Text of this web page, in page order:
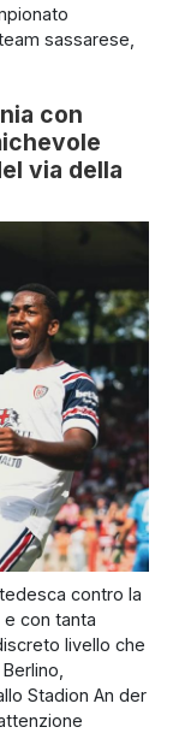
sassarese,
con
via della
contro la
e con tanta
livello che
Stadion An der